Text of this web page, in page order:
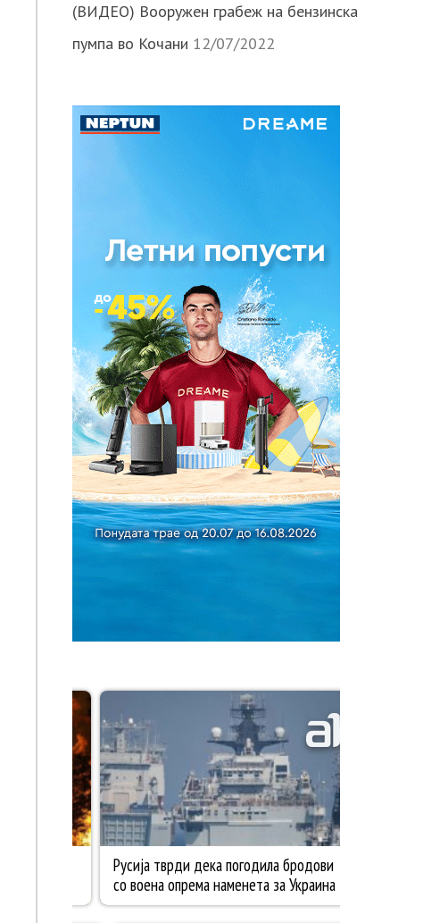
(ВИДЕО) Вооружен грабеж на бензинска
пумпа во Кочани 12/07/2022